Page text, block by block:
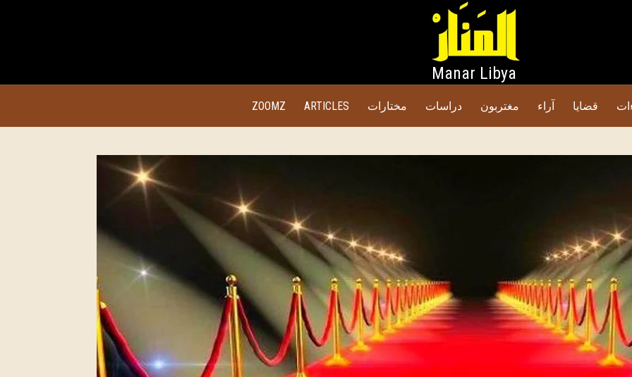
Manar Libya
قضايا آراء مغتربون دراسات مختارات ARTICLES
ZOOMZ